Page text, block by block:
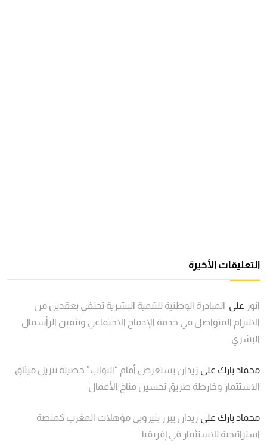
التعليقات الأخيرة
انور على المبادرة الوطنية للتنمية البشرية تحتفي بعقدين من
الالتزام المتواصل في خدمة الإدماج الاجتماعي وتثمين الرأسمال
البشري
محماد بارك على زيدان يستعرض أمام “النواب” حصيلة تنزيل ميثاق
الاستثمار وخارطة طريق تحسين مناخ الأعمال
محماد بارك على زيدان يبرز بنيروبي مؤهلات المغرب كمنصة
استراتيجية للاستثمار في إفريقيا